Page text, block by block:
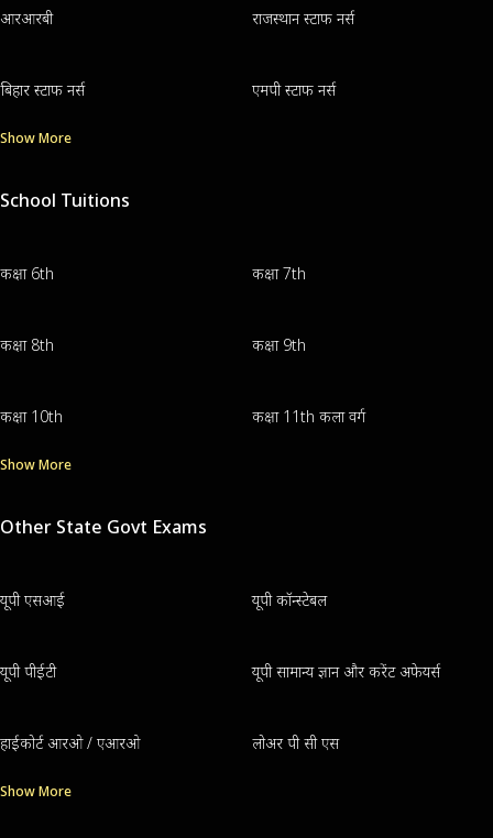
आरआरबी राजस्थान स्टाफ नर्स
बिहार स्टाफ नर्स एमपी स्टाफ नर्स
Show More
School Tuitions
कक्षा 6th कक्षा 7th
कक्षा 8th कक्षा 9th
कक्षा 10th कक्षा 11th कला वर्ग
Show More
Other State Govt Exams
यूपी एसआई यूपी कॉन्स्टेबल
यूपी पीईटी यूपी सामान्य ज्ञान और करेंट अफेयर्स
हाईकोर्ट आरओ / एआरओ लोअर पी सी एस
Show More